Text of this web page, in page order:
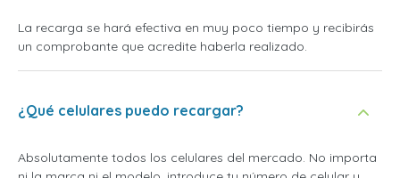
La recarga se hará efectiva en muy poco tiempo y recibirás
un comprobante que acredite haberla realizado.
¿Qué celulares puedo recargar?
Absolutamente todos los celulares del mercado. No importa